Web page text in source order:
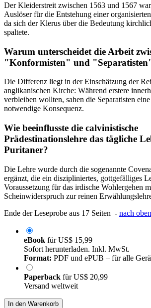
Der Kleiderstreit zwischen 1563 und 1567
Auslöser für die Entstehung einer
da sich der Klerus über die Bedeutung
spaltete.
Warum unterscheidet die Arbeit
"Konformisten" und
Die Differenz liegt in der Einschätzung der
anglikanischen Kirche: Während erstere
verbleiben wollten, sahen die Separatisten
notwendige Konsequenz.
Wie beeinflusste die calvinistische
Prädestinationslehre das tägliche
Puritaner?
Die Lehre wurde durch die sogenannte
ergänzt, die ein diszipliniertes, gottgefälliges
Voraussetzung für das irdische Wohlergehen
Scheinwiderspruch zur reinen
Ende der Leseprobe aus 17 Seiten - nach oben
eBook fürUS$ 15,99
Sofort herunterladen. Inkl. MwSt.
Format: PDF und ePUB – für alle
Paperback fürUS$ 20,99
Versand weltweit
In den Warenkorb